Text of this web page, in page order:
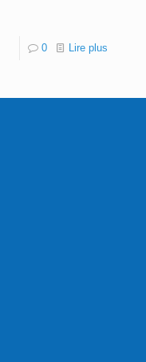
0 Lire plus